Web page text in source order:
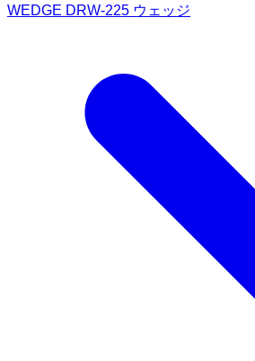
WEDGE DRW-225 ウェッジ